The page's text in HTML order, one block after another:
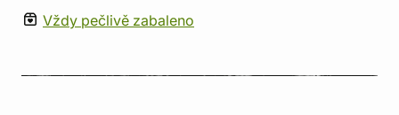
Vždy pečlivě zabaleno